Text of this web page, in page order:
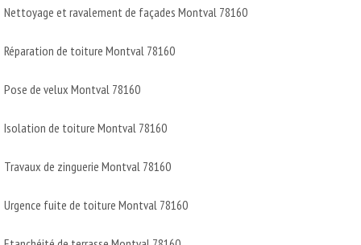
Nettoyage et ravalement de façades Montval 78160
Réparation de toiture Montval 78160
Pose de velux Montval 78160
Isolation de toiture Montval 78160
Travaux de zinguerie Montval 78160
Urgence fuite de toiture Montval 78160